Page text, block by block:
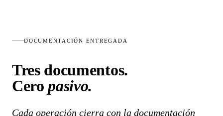
DOCUMENTACIÓN ENTREGADA
Tres documentos.
Ceropasivo.
Cada operación cierra con la documentación